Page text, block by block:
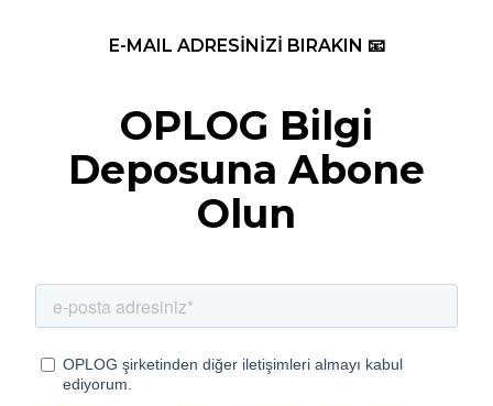
E-MAIL ADRESİNİZİ BIRAKIN 📧
OPLOG Bilgi
Deposuna Abone
Olun